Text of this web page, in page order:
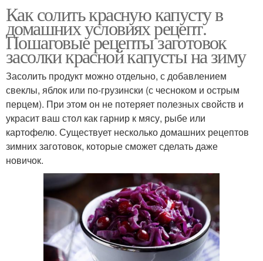
Как солить красную капусту в
домашних условиях рецепт.
Пошаговые рецепты заготовок
засолки красной капусты на зиму
Засолить продукт можно отдельно, с добавлением
свеклы, яблок или по-грузински (с чесноком и острым
перцем). При этом он не потеряет полезных свойств и
украсит ваш стол как гарнир к мясу, рыбе или
картофелю. Существует несколько домашних рецептов
зимних заготовок, которые сможет сделать даже
новичок.